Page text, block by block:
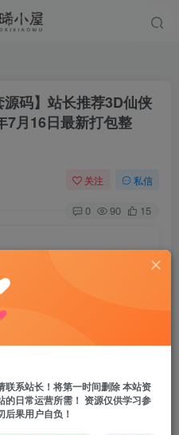
源码】站长推荐3D仙侠
7月16日最新打包整
关注 私信
0 90 15
议登陆后购买，可保存购买订单
系站长！将第一时间删除 本站资
日常运营所需！ 资源仅供学习参
果用户自负！